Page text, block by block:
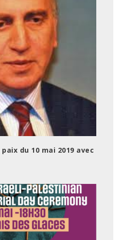
du 10 mai 2019 avec